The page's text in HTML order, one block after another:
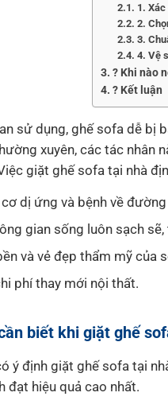
1.
2.
3.
4. Vệ
? Khi nào
? Kết luận
sử dụng, ghế sofa dễ bị
xuyên, các tác nhân
giặt ghế sofa tại nhà
dị ứng và bệnh về
gian sống luôn sạch
và vẻ đẹp thẩm mỹ của
phí thay mới nội thất.
biết khi giặt ghế
ý định giặt ghế sofa tại
đạt hiệu quả cao nhất.